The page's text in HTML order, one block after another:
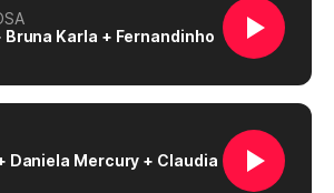
Bruna Karla + Fernandinho
Daniela Mercury + Claudia